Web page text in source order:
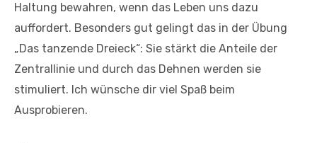
Haltung bewahren, wenn das Leben uns dazu
auffordert. Besonders gut gelingt das in der Übung
„Das tanzende Dreieck“: Sie stärkt die Anteile der
Zentrallinie und durch das Dehnen werden sie
stimuliert. Ich wünsche dir viel Spaß beim
Ausprobieren.